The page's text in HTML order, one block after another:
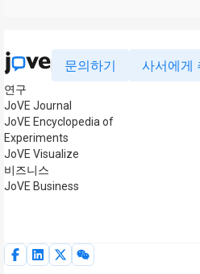
문의하기 사서에게
연구
JoVE Journal
JoVE Encyclopedia of
Experiments
JoVE Visualize
비즈니스
JoVE Business